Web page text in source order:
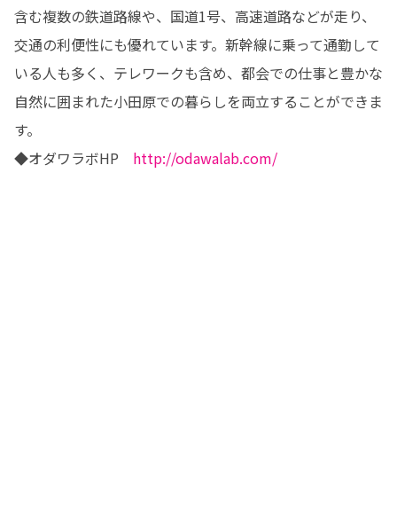
含む複数の鉄道路線や、国道1号、高速道路などが走り、
交通の利便性にも優れています。新幹線に乗って通勤して
いる人も多く、テレワークも含め、都会での仕事と豊かな
自然に囲まれた小田原での暮らしを両立することができま
す。
◆オダワラボHP http://odawalab.com/